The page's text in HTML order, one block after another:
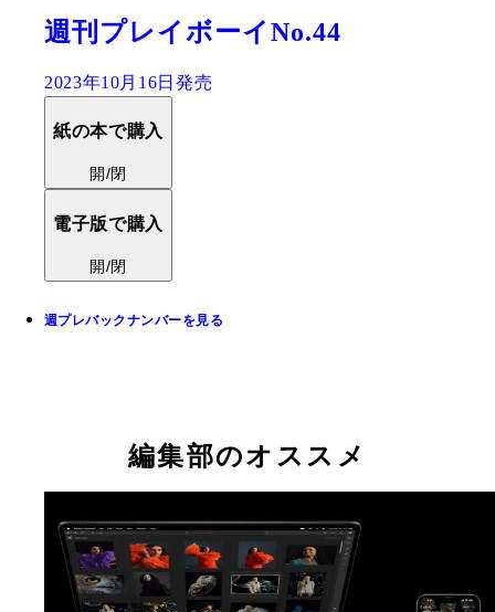
週刊プレイボーイNo.44
2023年10月16日発売
紙の本で購入
開/閉
電子版で購入
開/閉
週プレバックナンバーを見る
編集部のオススメ